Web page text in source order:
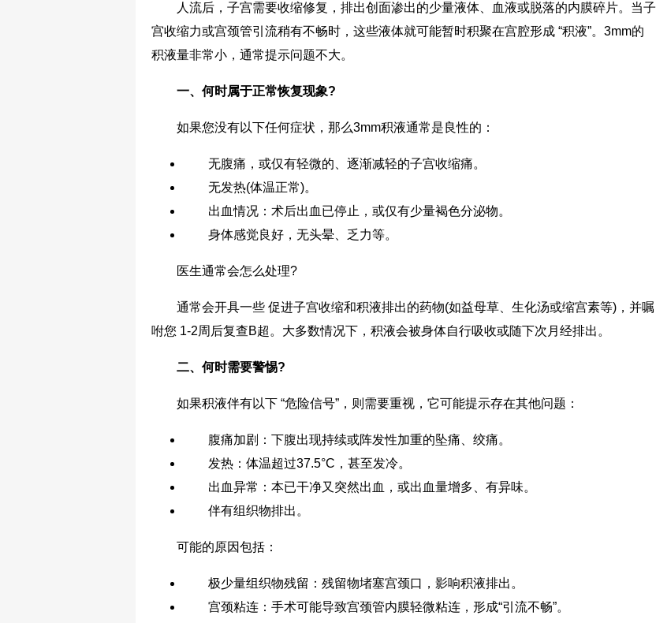
人流后，子宫需要收缩修复，排出创面渗出的少量液体、血液或脱落的内膜碎片。当子
宫收缩力或宫颈管引流稍有不畅时，这些液体就可能暂时积聚在宫腔形成 “积液”。3mm的
积液量非常小，通常提示问题不大。
一、何时属于正常恢复现象?
如果您没有以下任何症状，那么3mm积液通常是良性的：
无腹痛，或仅有轻微的、逐渐减轻的子宫收缩痛。
无发热(体温正常)。
出血情况：术后出血已停止，或仅有少量褐色分泌物。
身体感觉良好，无头晕、乏力等。
医生通常会怎么处理?
通常会开具一些 促进子宫收缩和积液排出的药物(如益母草、生化汤或缩宫素等)，并嘱
咐您 1-2周后复查B超。大多数情况下，积液会被身体自行吸收或随下次月经排出。
二、何时需要警惕?
如果积液伴有以下 “危险信号”，则需要重视，它可能提示存在其他问题：
腹痛加剧：下腹出现持续或阵发性加重的坠痛、绞痛。
发热：体温超过37.5°C，甚至发冷。
出血异常：本已干净又突然出血，或出血量增多、有异味。
伴有组织物排出。
可能的原因包括：
极少量组织物残留：残留物堵塞宫颈口，影响积液排出。
宫颈粘连：手术可能导致宫颈管内膜轻微粘连，形成“引流不畅”。